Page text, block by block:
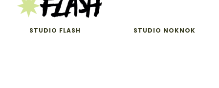
STUDIO FLASH STUDIO NOKNOK